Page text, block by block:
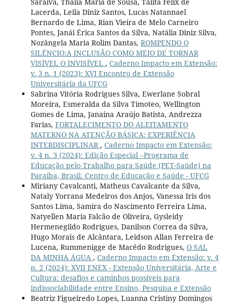
Lacerda, Leila Diniz Santos, Lucas Natannael
Bernardo de Lima, Rian Vieira de Melo Carneiro
Pontes, Janái Érica Santos da Silva, Natália Diniz Silva,
Nozângela Maria Rolim Dantas, ROMPENDO O
SILÊNCIO:A INCLUSÃO COMO MEIO DE TORNAR
VISÍVEL O INVISÍVEL , Caderno Impacto em Extensão:
v. 3 n. 1 (2023): XVI Encontro de Extensão
Universitária da UFCG
Sabrina Vitória Rodrigues Silva, Ewerlane Sobral
Moreira, Esmeralda da Silva Timoteo, Wellington
Gomes de Lima, Janaína Araújo Batista, Andrezza
Farias, FORTALECIMENTO DO ALEITAMENTO
MATERNO NA ATENÇÃO BÁSICA: EXPERIÊNCIA
INTERDISCIPLINAR , Caderno Impacto em Extensão:
v. 4 n. 3 (2024): Edição Especial –Programa de
Educação pelo Trabalho para Saúde (PET-Saúde) na
Paraíba, Brasil. Centro de Educação e Saúde - UFCG
Miriany Cavalcanti, Matheus Cavalcante da Silva,
Nataly Yorrana Medeiros dos Anjos, Vanessa Iris dos
Santos Lima, Samira do Nascimento Ferreira Lima,
Natyellen Maria Falcão de Oliveira, Gysleidy
Hermenegildo Rodrigues, Danilson Correa da Silva,
Hugo Morais de Alcântara, Leidson Allan Ferreira de
Lucena, Rummenigge de Macêdo Rodrigues, O SAL
DA MINHA ÁGUA , Caderno Impacto em Extensão: v. 4
n. 2 (2024): XVII ENEX - Extensão Universitária, Arte e
Cultura: desafios e caminhos possíveis para
indissociabilidade entre Ensino, Pesquisa e Extensão
Beatriz Figueiredo Lopes, Luanna Cristiny Domingos